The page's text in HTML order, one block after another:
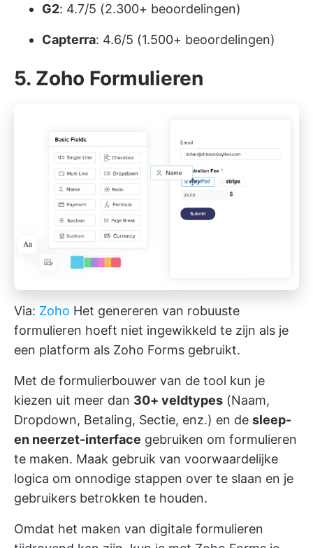
G2: 4.7/5 (2.300+ beoordelingen)
Capterra: 4.6/5 (1.500+ beoordelingen)
5. Zoho Formulieren
Via: Zoho Het genereren van robuuste
formulieren hoeft niet ingewikkeld te zijn als je
een platform als Zoho Forms gebruikt.
Met de formulierbouwer van de tool kun je
kiezen uit meer dan 30+ veldtypes (Naam,
Dropdown, Betaling, Sectie, enz.) en de sleep-
en neerzet-interface gebruiken om formulieren
te maken. Maak gebruik van voorwaardelijke
logica om onnodige stappen over te slaan en je
gebruikers betrokken te houden.
Omdat het maken van digitale formulieren